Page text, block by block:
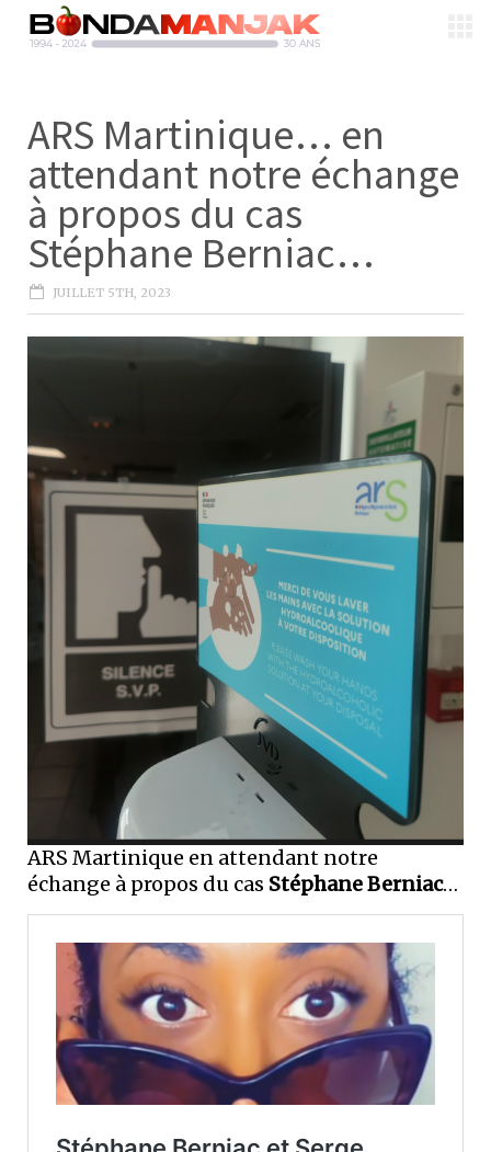
ARS Martinique… en
attendant notre échange
à propos du cas
Stéphane Berniac…
JUILLET 5TH, 2023
ARS Martinique en attendant notre
échange à propos du cas Stéphane Berniac…